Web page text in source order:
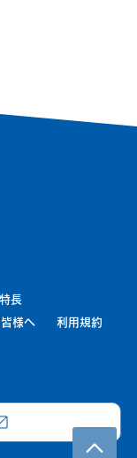
長
様へ 利用規約